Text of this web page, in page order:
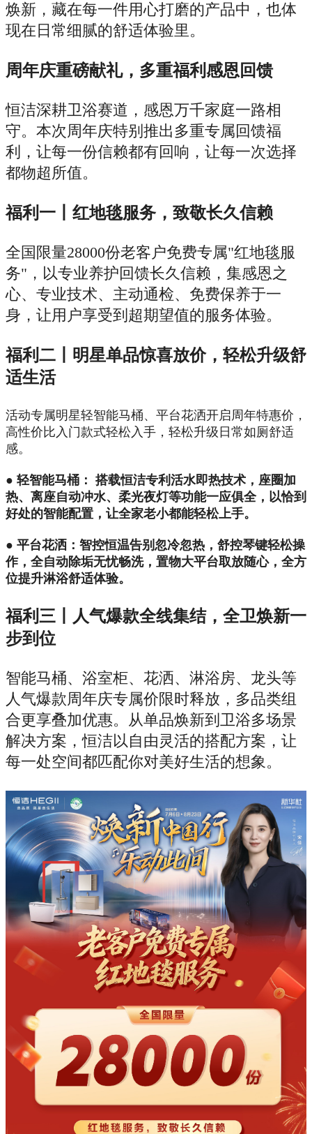
焕新，藏在每一件用心打磨的产品中，也体
现在日常细腻的舒适体验里。
周年庆重磅献礼，多重福利感恩回馈
恒洁深耕卫浴赛道，感恩万千家庭一路相
守。本次周年庆特别推出多重专属回馈福
利，让每一份信赖都有回响，让每一次选择
都物超所值。
福利一丨红地毯服务，致敬长久信赖
全国限量28000份老客户免费专属"红地毯服
务"，以专业养护回馈长久信赖，集感恩之
心、专业技术、主动通检、免费保养于一
身，让用户享受到超期望值的服务体验。
福利二丨明星单品惊喜放价，轻松升级舒
适生活
活动专属明星轻智能马桶、平台花洒开启周年特惠价，
高性价比入门款式轻松入手，轻松升级日常如厕舒适
感。
● 轻智能马桶： 搭载恒洁专利活水即热技术，座圈加
热、离座自动冲水、柔光夜灯等功能一应俱全，以恰到
好处的智能配置，让全家老小都能轻松上手。
● 平台花洒：智控恒温告别忽冷忽热，舒控琴键轻松操
作，全自动除垢无忧畅洗，置物大平台取放随心，全方
位提升淋浴舒适体验。
福利三丨人气爆款全线集结，全卫焕新一
步到位
智能马桶、浴室柜、花洒、淋浴房、龙头等
人气爆款周年庆专属价限时释放，多品类组
合更享叠加优惠。从单品焕新到卫浴多场景
解决方案，恒洁以自由灵活的搭配方案，让
每一处空间都匹配你对美好生活的想象。